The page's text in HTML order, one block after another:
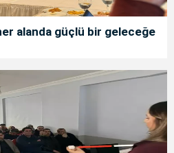
alanda güçlü bir geleceğe